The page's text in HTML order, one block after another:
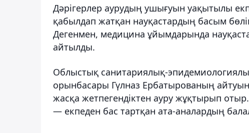
Дәрігерлер аурудың ушығуын уақытылы
қабылдап жатқан науқастардың басым
Дегенмен, медицина ұйымдарында
айтылды.
Облыстық санитариялық-
орынбасары Гүлназ Ербатырованың
жасқа жетпегендіктен ауру жұқтырып
— екпеден бас тартқан ата-аналардың